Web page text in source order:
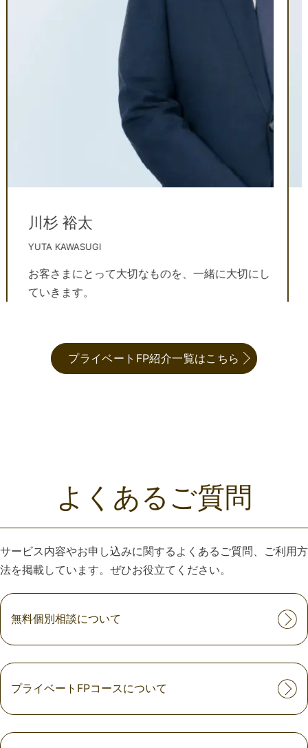
川杉 裕太
YUTA KAWASUGI
お客さまにとって大切なものを、一緒に大切にし
ていきます。
プライベートFP紹介一覧はこちら
よくあるご質問
サービス内容やお申し込みに関するよくあるご質問、ご利用方
法を掲載しています。ぜひお役立てください。
無料個別相談について
プライベートFPコースについて